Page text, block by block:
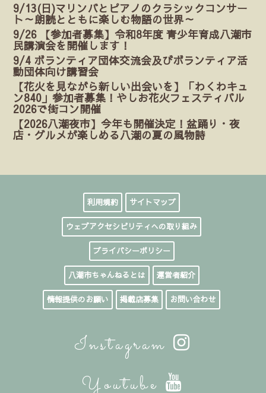
9/13(日)マリンバとピアノのクラシックコンサー
ト～朗読とともに楽しむ物語の世界～
9/26 【参加者募集】令和8年度 青少年育成八潮市
民講演会を開催します！
9/4 ボランティア団体交流会及びボランティア活
動団体向け講習会
【花火を見ながら新しい出会いを】「わくわキュ
ン840」参加者募集！やしお花火フェスティバル
2026で街コン開催
【2026八潮夜市】今年も開催決定！盆踊り・夜
店・グルメが楽しめる八潮の夏の風物詩
利用規約 サイトマップ
ウェブアクセシビリティへの取り組み
プライバシーポリシー
八潮市ちゃんねるとは 運営者紹介
情報提供のお願い 掲載店募集 お問い合わせ
Instagram
Youtube